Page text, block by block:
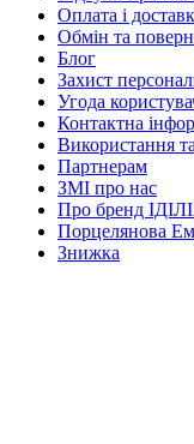
Оплата і
Обмін та
Блог
Захист
Угода
Контактна
Використання
Партнерам
ЗМІ про нас
Про бренд
Порцелянова
Знижка